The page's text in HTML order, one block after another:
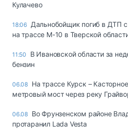
Кулачево
18:06 Дальнобойщик погиб в ДТП
на трассе М-10 в Тверской
11:50
В Ивановской области за
бензин
06.08 На трассе Курск –
метровый мост через реку
06.08 Во Фрунзенском районе
протаранил Lada Vesta